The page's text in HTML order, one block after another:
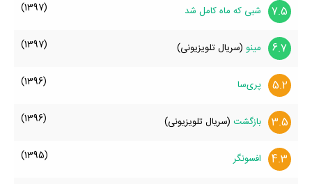
7.5 شبی که ماه کامل شد (1397)
6.7 مینو (سریال تلویزیونی) (1397)
5.2 پری‌سا (1396)
3.5 بازگشت (سریال تلویزیونی) (1396)
4.3 افسونگر (1395)